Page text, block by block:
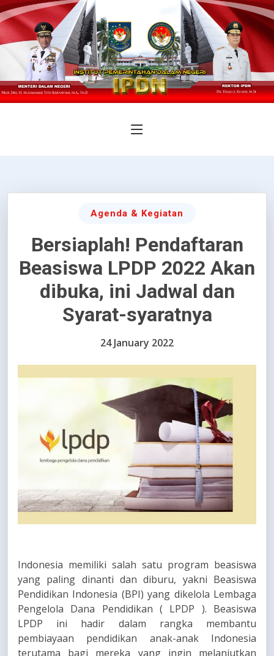
Agenda & Kegiatan
Bersiaplah! Pendaftaran
Beasiswa LPDP 2022 Akan
dibuka, ini Jadwal dan
Syarat-syaratnya
24 January 2022
Indonesia memiliki salah satu program beasiswa
yang paling dinanti dan diburu, yakni Beasiswa
Pendidikan Indonesia (BPI) yang dikelola Lembaga
Pengelola Dana Pendidikan ( LPDP ). Beasiswa
LPDP ini hadir dalam rangka membantu
pembiayaan pendidikan anak-anak Indonesia
terutama bagi mereka yang ingin melanjutkan